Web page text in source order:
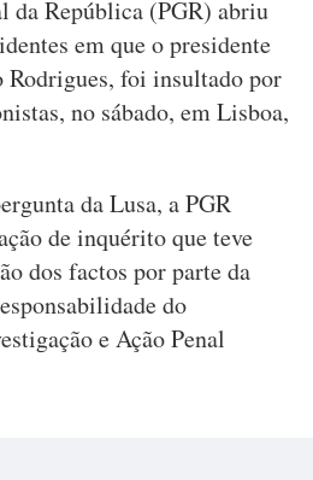
da República (PGR) abriu
em que o presidente
Rodrigues, foi insultado por
no sábado, em Lisboa,
da Lusa, a PGR
de inquérito que teve
dos factos por parte da
do
e Ação Penal